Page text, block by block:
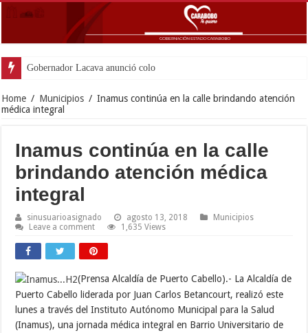
Gobernador Lacava anunció colocación de más de
Home / Municipios / Inamus continúa en la calle brindando atención
médica integral
Inamus continúa en la calle
brindando atención médica
integral
sinusuarioasignado agosto 13, 2018
Municipios
Leave a comment
1,635 Views
(Prensa Alcaldía de Puerto Cabello).- La Alcaldía de
Puerto Cabello liderada por Juan Carlos Betancourt, realizó este
lunes a través del Instituto Autónomo Municipal para la Salud
(Inamus), una jornada médica integral en Barrio Universitario de